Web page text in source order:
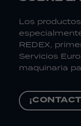
Los
REDEX,
Servicios
maquinaria